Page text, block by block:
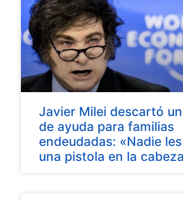
Javier Milei descartó
de ayuda para familias
endeudadas: «Nadie
una pistola en la